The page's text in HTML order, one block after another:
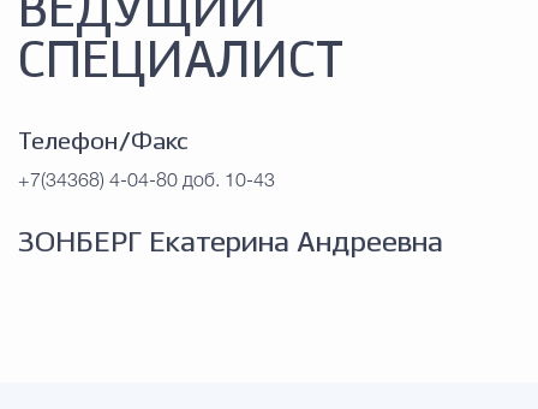
Дума городского округа
Новости
ВЕДУЩИЙ
СПЕЦИАЛИСТ
Телефон/Факс
+7(34368) 4-04-80 доб. 10-43
ЗОНБЕРГ Екатерина Андреевна